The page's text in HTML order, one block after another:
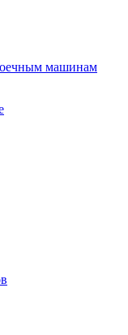
машинам